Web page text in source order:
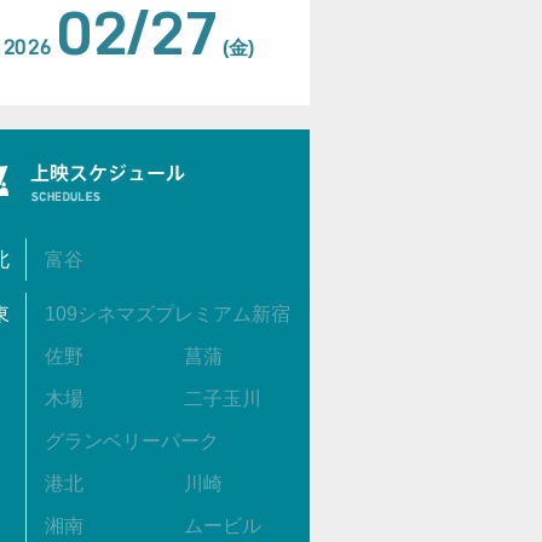
2026 02/27 (金)
富谷
109シネマズプレミアム新宿
佐野 菖蒲
木場 二子玉川
グランベリーパーク
港北 川崎
湘南 ムービル